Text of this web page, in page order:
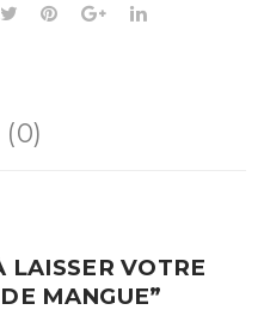
(0)
LAISSER VOTRE
MANGUE”